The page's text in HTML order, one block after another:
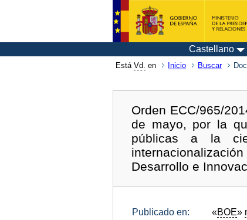
Castellano
Está Vd. en Inicio Buscar
Orden ECC/965/
de mayo, por la
públicas a la
Desarrollo e
Publicado en: «BOE»